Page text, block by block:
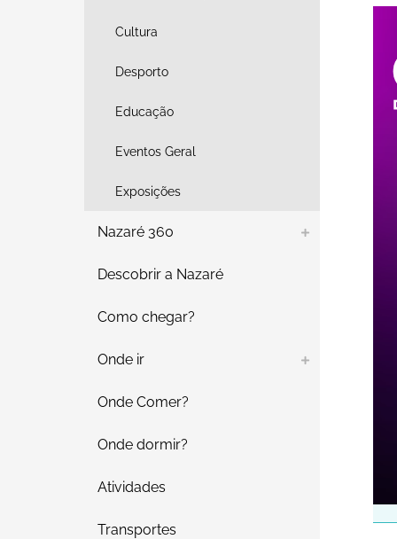
Cultura
Desporto
Educação
Eventos Geral
Exposições
Nazaré 360
Descobrir a Nazaré
Como chegar?
Onde ir
Onde Comer?
Onde dormir?
Atividades
Transportes